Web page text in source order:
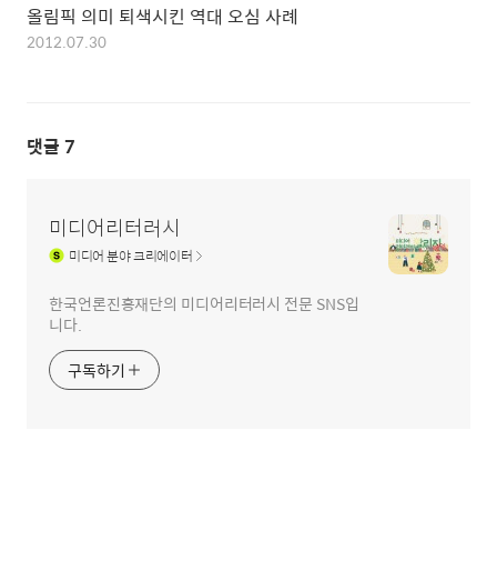
올림픽 의미 퇴색시킨 역대 오심 사례
2012.07.30
댓글 7
미디어리터러시
미디어분야 크리에이터
한국언론진흥재단의 미디어리터러시 전문 SNS입
니다.
구독하기